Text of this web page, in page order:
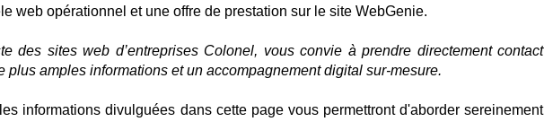
web opérationnel et une offre de prestation sur le site WebGenie.
des sites web d’entreprises Colonel, vous convie à prendre directement contact
plus amples informations et un accompagnement digital sur-mesure.
informations divulguées dans cette page vous permettront d'aborder sereinement